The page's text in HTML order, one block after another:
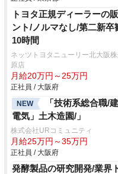
トヨタ正規ディーラーの
ント/ノルマなし/第二新卒
10時間
ネッツトヨタニューリー北大阪
原店
月給20万円～25万円
正社員 / 大阪府
NEW
「技術系総合職/
電気」土木造園/」
株式会社URコミュニティ
月給25万円～35万円
正社員 / 大阪府
発酵製品の研究開発/業界